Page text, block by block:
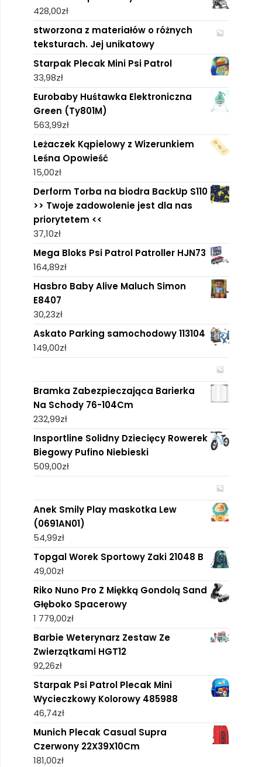
428,00zł
stworzona z materiałów o różnych
teksturach. Jej unikatowy
Starpak Plecak Mini Psi Patrol
33,98zł
Eurobaby Huśtawka Elektroniczna
Green (Ty801M)
563,99zł
Leżaczek Kąpielowy z Wizerunkiem
Leśna Opowieść
15,00zł
Derform Torba na biodra BackUp S110
>> Twoje zadowolenie jest dla nas
priorytetem <<
37,10zł
Mega Bloks Psi Patrol Patroller HJN73
164,89zł
Hasbro Baby Alive Maluch Simon
E8407
30,23zł
Askato Parking samochodowy 113104
149,00zł
Bramka Zabezpieczająca Barierka
Na Schody 76-104Cm
232,99zł
Insportline Solidny Dziecięcy Rowerek
Biegowy Pufino Niebieski
509,00zł
Anek Smily Play maskotka Lew
(0691AN01)
54,99zł
Topgal Worek Sportowy Zaki 21048 B
49,00zł
Riko Nuno Pro Z Miękką Gondolą Sand
Głęboko Spacerowy
1 779,00zł
Barbie Weterynarz Zestaw Ze
Zwierzątkami HGT12
92,26zł
Starpak Psi Patrol Plecak Mini
Wycieczkowy Kolorowy 485988
46,74zł
Munich Plecak Casual Supra
Czerwony 22X39X10Cm
181,00zł